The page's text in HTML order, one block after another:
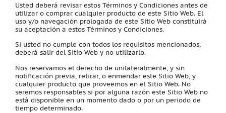
Usted deberá revisar estos Términos y Condiciones antes de
utilizar o comprar cualquier producto de este Sitio Web. El
uso y/o navegación prologada de este Sitio Web constituirá
su aceptación a estos Términos y Condiciones.
Si usted no cumple con todos los requisitos mencionados,
deberá salir del Sitio Web y no utilizarlo.
Nos reservamos el derecho de unilateralmente, y sin
notificación previa, retirar, o enmendar este Sitio Web, y
cualquier producto que proveemos en el Sitio Web. No
seremos responsables si por alguna razón este Sitio Web no
está disponible en un momento dado o por un periodo de
tiempo determinado.